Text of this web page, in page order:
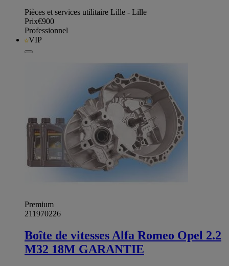
Pièces et services utilitaire Lille - Lille
Prix€900
Professionnel
VIP
Premium
211970226
Boîte de vitesses Alfa Romeo Opel 2.2
M32 18M GARANTIE